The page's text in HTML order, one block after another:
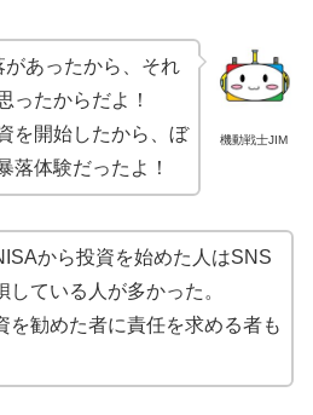
機動戦士JIM
あったから、それ
ったからだよ！
を開始したから、ぼ
落体験だったよ！
から投資を始めた人はSNS
している人が多かった。
を勧めた者に責任を求める者も